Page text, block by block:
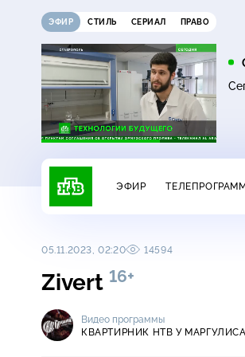
ЭФИР СТИЛЬ СЕРИАЛ ПРАВО
05:25
Лесник16+
ЭФИР
05.11.2023, 02:20 14594
Zivert 16+
Видео программы
КВАРТИРНИК НТВ У МАРГУЛИСА